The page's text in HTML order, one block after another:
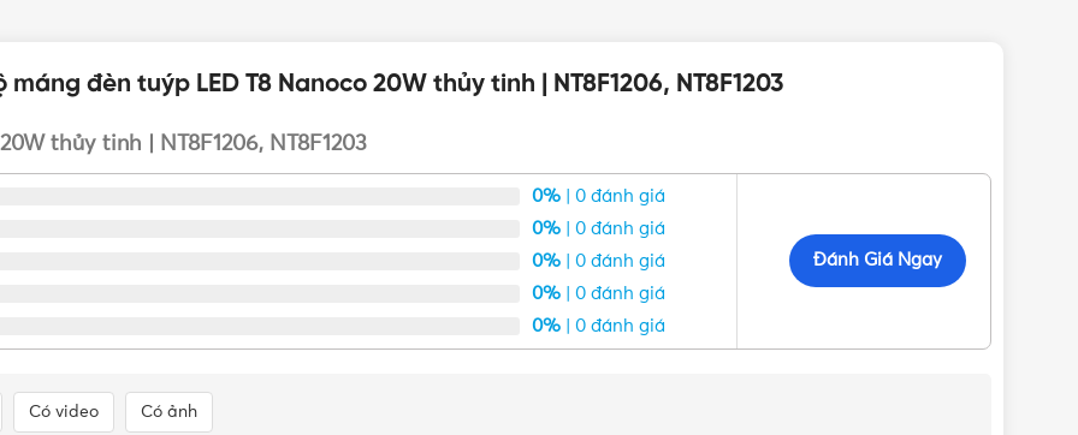
T8 Nanoco 200W thủy tinh NT8F1206 (ánh sáng trắng), NT8F1203 (ánh sáng vàng)
đèn tuýp LED T8 Nanoco 20W thủy tinh | NT8F1206, NT8F1203
thủy tinh | NT8F1206, NT8F1203
0% | 0 đánh giá
0% | 0 đánh giá
0% | 0 đánh giá
0% | 0 đánh giá
0% | 0 đánh giá
Đánh Giá Ngay
Có video Có ảnh